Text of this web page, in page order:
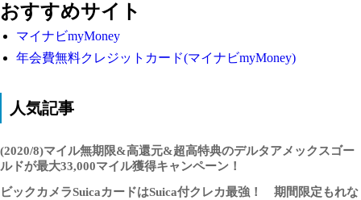
おすすめサイト
マイナビmyMoney
年会費無料クレジットカード(マイナビmyMoney)
人気記事
(2020/8)マイル無期限&高還元&超高特典のデルタアメックスゴー
ルドが最大33,000マイル獲得キャンペーン！
ビックカメラSuicaカードはSuica付クレカ最強！ 期間限定もれな